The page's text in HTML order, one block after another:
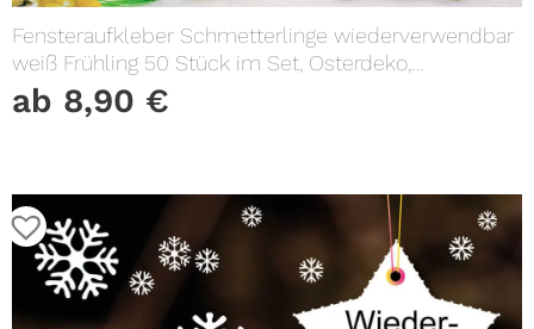
Fensteraufkleber Schmetterlinge wiederverwendbar
weiß Frühling 50 Stück im Set, Osterdeko,
Frühlingsdeko
ab 8,90 €